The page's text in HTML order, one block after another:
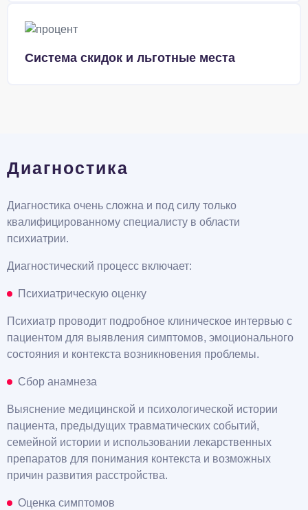
Система скидок и льготные места
Диагностика
Диагностика очень сложна и под силу только
квалифицированному специалисту в области
психиатрии.
Диагностический процесс включает:
Психиатрическую оценку
Психиатр проводит подробное клиническое интервью с
пациентом для выявления симптомов, эмоционального
состояния и контекста возникновения проблемы.
Сбор анамнеза
Выяснение медицинской и психологической истории
пациента, предыдущих травматических событий,
семейной истории и использовании лекарственных
препаратов для понимания контекста и возможных
причин развития расстройства.
Оценка симптомов